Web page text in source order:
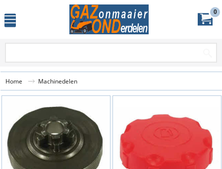
0
Home Machinedelen